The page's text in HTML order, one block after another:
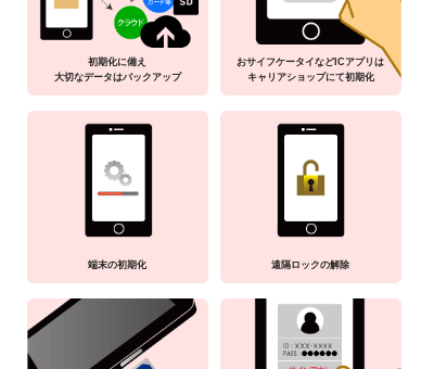
初期化に備え
大切なデータはバックアップ
おサイフケータイなどICアプリは
キャリアショップにて初期化
端末の初期化 遠隔ロックの解除